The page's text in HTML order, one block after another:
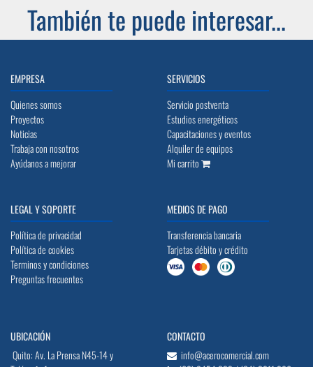
También te puede interesar...
EMPRESA
Quienes somos
Proyectos
Noticias
Trabaja con nosotros
Ayúdanos a mejorar
SERVICIOS
Servicio postventa
Estudios energéticos
Capacitaciones y eventos
Alquiler de equipos
Mi carrito
LEGAL Y SOPORTE
Política de privacidad
Política de cookies
Terminos y condiciones
Preguntas frecuentes
MEDIOS DE PAGO
Transferencia bancaria
Tarjetas débito y crédito
UBICACIÓN
Quito: Av. La Prensa N45-14 y
CONTACTO
info@acerocomercial.com